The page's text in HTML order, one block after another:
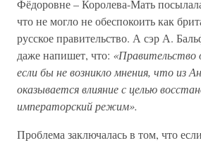
Фёдоровне – Королева-Мать
что не могло не обеспокоить как
русское правительство. А сэр А.
даже напишет, что: «Правительство
если бы не возникло мнения, что из
оказывается влияние с целью
императорский режим».
Проблема заключалась в том, что